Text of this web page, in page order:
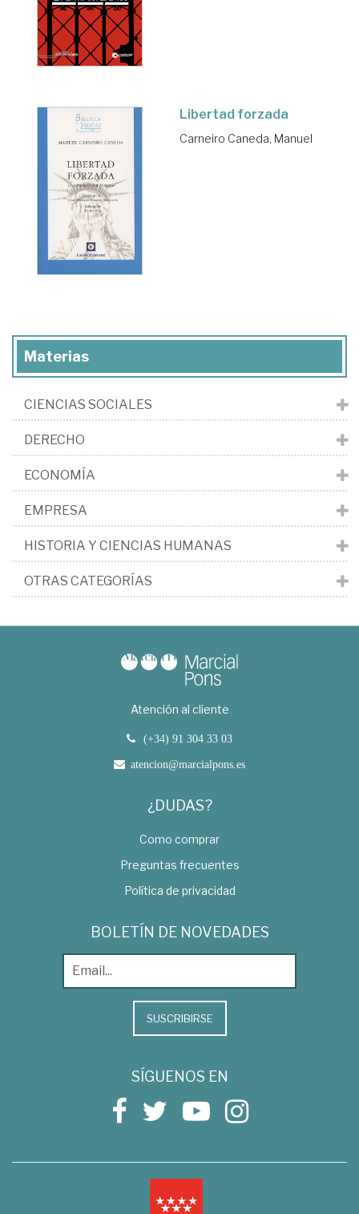
Libertad forzada
Carneiro Caneda, Manuel
Materias
CIENCIAS SOCIALES
DERECHO
ECONOMÍA
EMPRESA
HISTORIA Y CIENCIAS HUMANAS
OTRAS CATEGORÍAS
Atención al cliente
(+34) 91 304 33 03
atencion@marcialpons.es
¿DUDAS?
Como comprar
Preguntas frecuentes
Política de privacidad
BOLETÍN DE NOVEDADES
SUSCRIBIRSE
SÍGUENOS EN